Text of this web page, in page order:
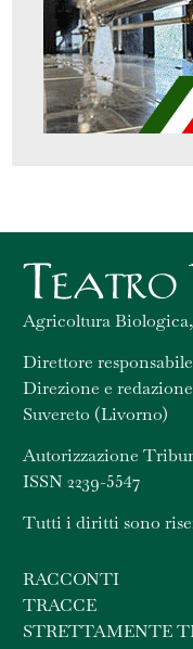
Agricoltura
Direttore
Direzione e
Suvereto (Livorno)
Autorizzazione
ISSN 2239-5547
Tutti i diritti sono
RACCONTI
TRACCE
STRETTAMENTE